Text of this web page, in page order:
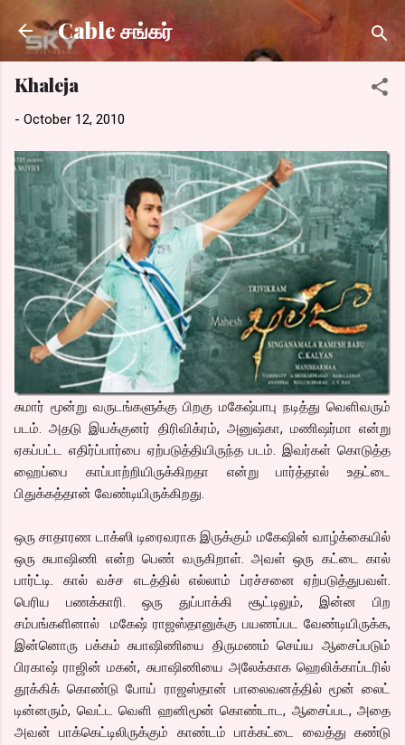
Skip to main content
Cable சங்கர்
Khaleja
- October 12, 2010
சுமார் மூன்று வருடங்களுக்கு பிறகு மகேஷ்பாபு நடித்து வெளிவரும்
படம். அதடு இயக்குனர் திரிவிக்ரம், அனுஷ்கா, மணிஷர்மா என்று
ஏகப்பட்ட எதிர்ப்பார்பை ஏற்படுத்தியிருந்த படம். இவர்கள் கொடுத்த
ஹைப்பை காப்பாற்றியிருக்கிறதா என்று பார்த்தால் உதட்டை
பிதுக்கத்தான் வேண்டியிருக்கிறது.
ஒரு சாதாரண டாக்ஸி டிரைவராக இருக்கும் மகேஷின் வாழ்க்கையில்
ஒரு சுபாஷிணி என்ற பெண் வருகிறாள். அவள் ஒரு கட்டை கால்
பார்ட்டி. கால் வச்ச எடத்தில் எல்லாம் ப்ரச்சனை ஏற்படுத்துபவள்.
பெரிய பணக்காரி. ஒரு துப்பாக்கி சூட்டிலும், இன்ன பிற
சம்பங்களினால் மகேஷ் ராஜஸ்தானுக்கு பயணப்பட வேண்டியிருக்க,
இன்னொரு பக்கம் சுபாஷிணியை திருமணம் செய்ய ஆசைப்படும்
பிரகாஷ் ராஜின் மகன், சுபாஷிணியை அலேக்காக ஹெலிக்காப்டரில்
தூக்கிக் கொண்டு போய் ராஜஸ்தான் பாலைவனத்தில் மூன் லைட்
டின்னரும், வெட்ட வெளி ஹனிமூன் கொண்டாட, ஆசைப்பட, அதை
அவன் பாக்கெட்டிலிருக்கும் காண்டம் பாக்கட்டை வைத்து கண்டு